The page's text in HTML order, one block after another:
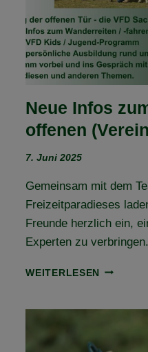
Neue Infos
offenen
7. Juni 2025
Gemeinsam mit dem
Freizeitparadieses
Freunde herzlich ein,
Experten zu
WEITERLESEN NEUE
TAG